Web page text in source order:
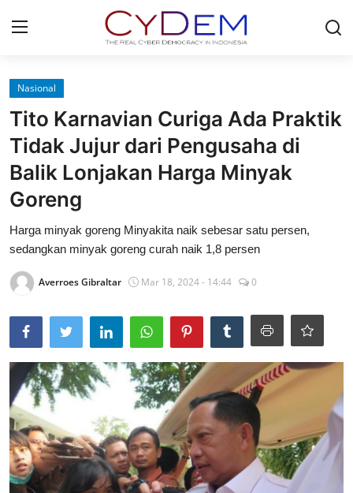
Login
Home
News
Contact
Politik
Redaksi
Nasional
Lainya
Nasional
Tito Karnavian Curiga Ada Praktik
Tidak Jujur dari Pengusaha di
Balik Lonjakan Harga Minyak
Goreng
Harga minyak goreng Minyakita naik sebesar satu persen,
sedangkan minyak goreng curah naik 1,8 persen
Averroes Gibraltar Mar 18, 2024 - 14:44 0